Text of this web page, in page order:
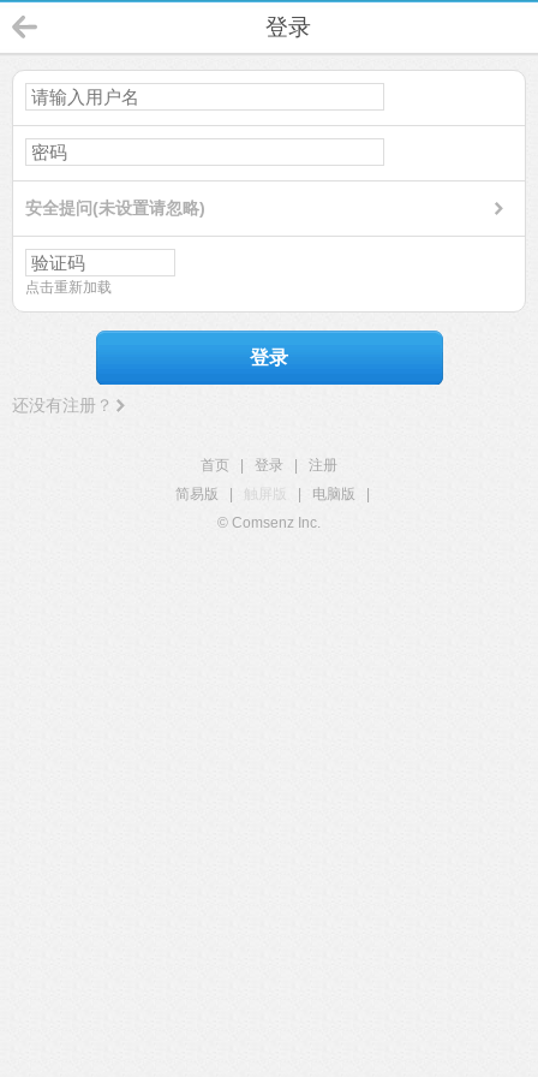
登录
安全提问(未设置请忽略)
点击重新加载
登录
还没有注册？
首页 登录
注册
简易版
触屏版 电脑版
© Comsenz Inc.